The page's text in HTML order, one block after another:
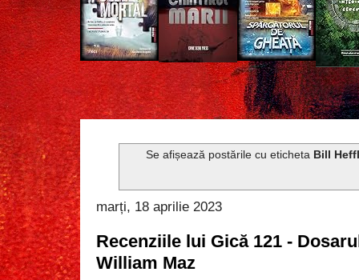
Se afișează postările cu eticheta Bill
marți, 18 aprilie 2023
Recenziile lui Gică 121 -
William Maz